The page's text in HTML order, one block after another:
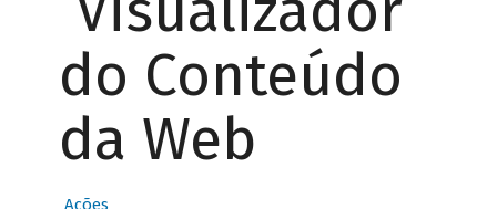
do Conteúdo
da Web